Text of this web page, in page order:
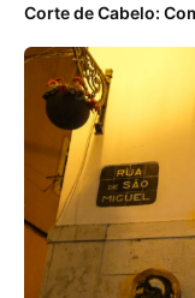
Corte de Cabelo: